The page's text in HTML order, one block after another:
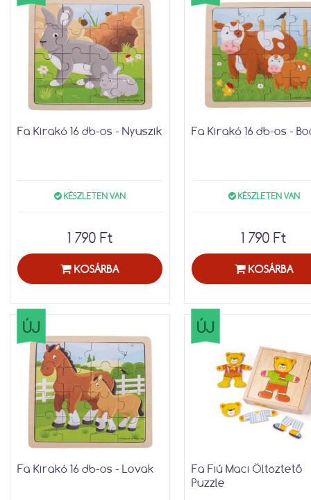
Fa Kirakó 16 db-os - Nyuszik
KÉSZLETEN VAN
1 790 Ft
KOSÁRBA
Fa Kirakó 16 db-os -
KÉSZLETEN VAN
1 790 Ft
KOSÁRBA
ÚJ
Fa Kirakó 16 db-os - Lovak
ÚJ
Fa Fiú Maci Öltöztető
Puzzle